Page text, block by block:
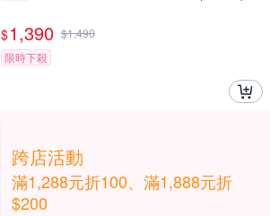
$1,390 $1,490
限時下殺
跨店活動
滿1,288元折100、滿1,888元折
$200